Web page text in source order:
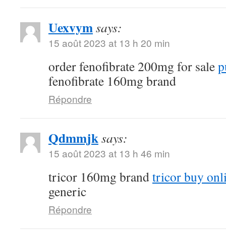
Uexvymsays:
15 août 2023 at 13 h 20 min
order fenofibrate 200mg for sale
fenofibrate 160mg brand
Répondre
Qdmmjksays:
15 août 2023 at 13 h 46 min
tricor 160mg brandtricor buy
generic
Répondre